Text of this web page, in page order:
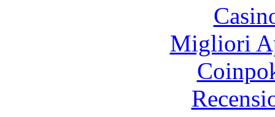
Migliori